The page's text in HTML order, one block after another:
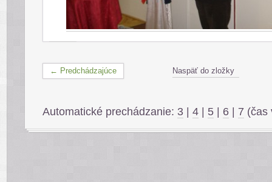
← Predchádzajúce Naspäť do zložky
Automatické prechádzanie: 3 4 5 6 7 (čas